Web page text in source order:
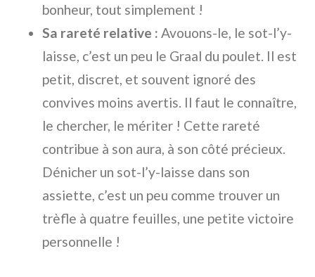
bonheur, tout simplement !
Sa rareté relative : Avouons-le, le sot-l’y-
laisse, c’est un peu le Graal du poulet. Il est
petit, discret, et souvent ignoré des
convives moins avertis. Il faut le connaître,
le chercher, le mériter ! Cette rareté
contribue à son aura, à son côté précieux.
Dénicher un sot-l’y-laisse dans son
assiette, c’est un peu comme trouver un
trèfle à quatre feuilles, une petite victoire
personnelle !